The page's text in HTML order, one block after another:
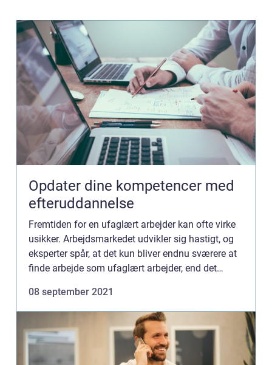
Opdater dine kompetencer med
efteruddannelse
Fremtiden for en ufaglært arbejder kan ofte virke
usikker. Arbejdsmarkedet udvikler sig hastigt, og
eksperter spår, at det kun bliver endnu sværere at
finde arbejde som ufaglært arbejder, end det
kra...
08 september 2021